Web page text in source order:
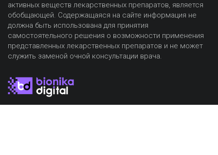
активных веществ лекарственных препаратов, является
обобщающей. Содержащаяся на сайте информация не
должна быть использована для принятия
самостоятельного решения о возможности применения
представленных лекарственных препаратов и не может
служить заменой очной консультации врача.